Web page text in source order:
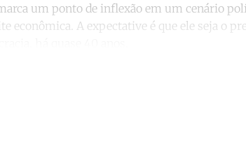
um ponto de inflexão em um cenário
econômica. A expectative é que ele seja o